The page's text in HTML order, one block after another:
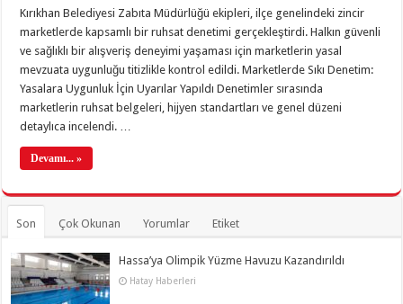
Kırıkhan Belediyesi Zabıta Müdürlüğü ekipleri, ilçe genelindeki zincir
marketlerde kapsamlı bir ruhsat denetimi gerçekleştirdi. Halkın güvenli
ve sağlıklı bir alışveriş deneyimi yaşaması için marketlerin yasal
mevzuata uygunluğu titizlikle kontrol edildi. Marketlerde Sıkı Denetim:
Yasalara Uygunluk İçin Uyarılar Yapıldı Denetimler sırasında
marketlerin ruhsat belgeleri, hijyen standartları ve genel düzeni
detaylıca incelendi. …
Devamı... »
Son Çok Okunan Yorumlar Etiket
Hassa’ya Olimpik Yüzme Havuzu Kazandırıldı
Hatay Haberleri